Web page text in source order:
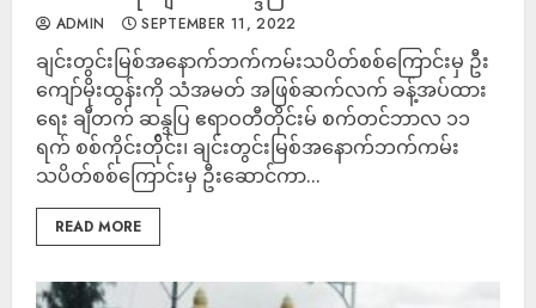
ADMIN SEPTEMBER 11, 2022
ချင်းတွင်းမြစ်အနောက်ဘက်ကမ်းသပိတ်စစ်ကြောင်းမှ ဦး
ကျော်မိုးထွန်းကို သံအမတ် အဖြစ်ဆက်လက် ခန့်အပ်ထား
ရေး ချီတက် ဆန္ဒပြ ဧရာဝတီတိုင်းမ် စက်တင်ဘာလ ၁၁
ရက် စစ်ကိုင်းတ်ိုင်း၊ ချင်းတွင်းမြစ်အနောက်ဘက်ကမ်း
သပိတ်စစ်ကြောင်းမှ ဦးဆောင်ကာ...
READ MORE